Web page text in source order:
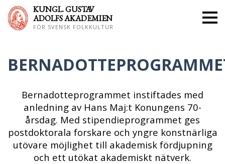
KUNGL. GUSTAV
ADOLFS AKADEMIEN
FÖR SVENSK FOLKKULTUR
Bernadotteprogrammet instiftades med
anledning av Hans Maj:t Konungens 70-
årsdag. Med stipendieprogrammet ges
postdoktorala forskare och yngre konstnärliga
utövare möjlighet till akademisk fördjupning
och ett utökat akademiskt nätverk.